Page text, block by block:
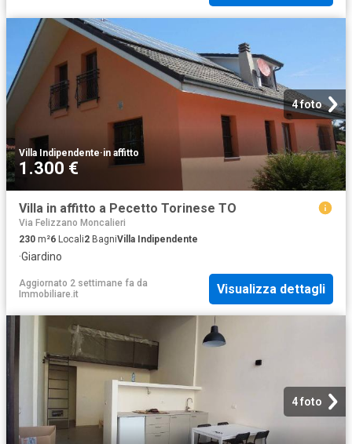
4 foto
Villa Indipendente·in affitto
1.300 €
Villa in affitto a Pecetto Torinese TO
Via Felizzano Moncalieri
230 m²6 Locali2 BagniVilla Indipendente
·Giardino
Aggiornato 2 settimane fa da
Immobiliare.it
Visualizza dettagli
4 foto